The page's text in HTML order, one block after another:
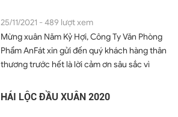
nhiều thuận lợi và may mắn đầu năm. Chính vì
thế, Công ty văn phòng phẩm AnFát xin tiếp
tục gửi đến quý khách chương trình “Hái Lộc
Đầu Xuân” như là những món quà may mắn
25/11/2021 - 489 lượt xem
Mừng xuân Năm Kỷ Hợi, Công Ty Văn Phòng
Phẩm AnFát xin gửi đến quý khách hàng thân
thương trước hết là lời cảm ơn sâu sắc vì
tôi những năm qua. Tiếp đến, văn phòng
HÁI LỘC ĐẦU XUÂN 2020